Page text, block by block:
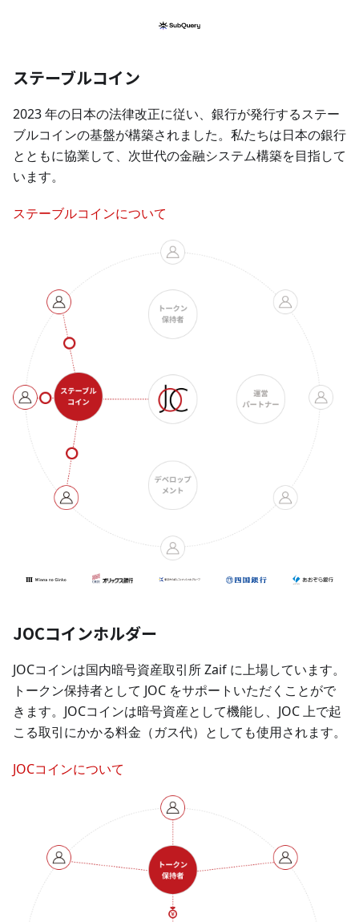
ステーブルコイン
2023 年の日本の法律改正に従い、銀行が発行するステー
ブルコインの基盤が構築されました。私たちは日本の銀行
とともに協業して、次世代の金融システム構築を目指して
います。
ステーブルコインについて
JOCコインホルダー
JOCコインは国内暗号資産取引所 Zaif に上場しています。
トークン保持者として JOC をサポートいただくことがで
きます。JOCコインは暗号資産として機能し、JOC 上で起
こる取引にかかる料金（ガス代）としても使用されます。
JOCコインについて